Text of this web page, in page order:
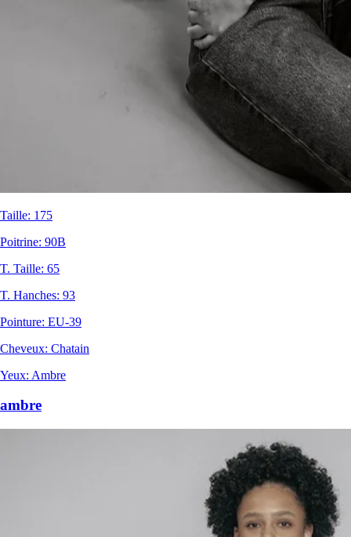
Taille: 175
Poitrine: 90B
T. Taille: 65
T. Hanches: 93
Pointure: EU-39
Cheveux: Chatain
Yeux: Ambre
ambre